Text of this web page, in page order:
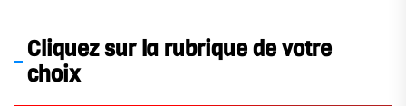
Cliquez sur la rubrique de votre
choix